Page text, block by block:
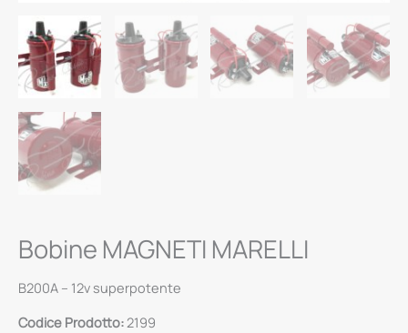
Bobine MAGNETI MARELLI
B200A – 12v superpotente
Codice Prodotto:2199